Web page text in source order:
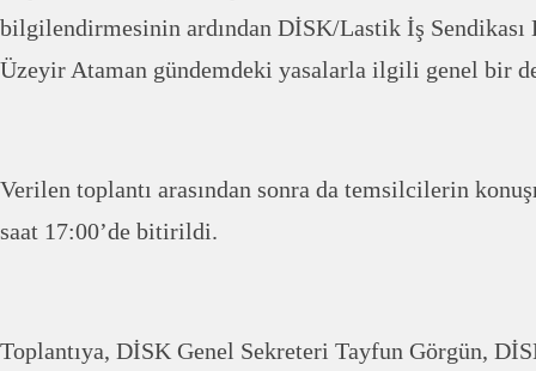
bilgilendirmesinin ardından DİSK/Lastik İş
Üzeyir Ataman gündemdeki yasalarla ilgili genel bir
Verilen toplantı arasından sonra da temsilcilerin
saat 17:00’de bitirildi.
Toplantıya, DİSK Genel Sekreteri Tayfun Görgün,